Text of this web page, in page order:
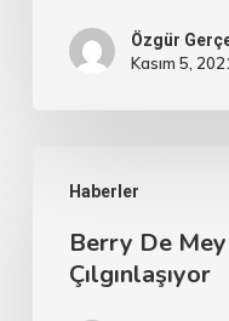
Özgür
Kasım 5,
Haberler
Berry De
Çılgınlaşıyor